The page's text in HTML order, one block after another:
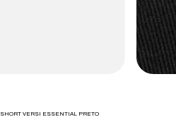
SHORT VERSI ESSENTIAL PRETO